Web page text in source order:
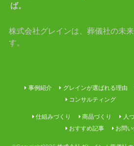
ば。
株式会社グレインは、葬儀社の未
す。
事例紹介 グレインが選ばれる理由
コンサルティング
仕組みづくり 商品づくり 人
おすすめ記事
お問